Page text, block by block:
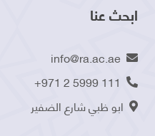
ابحث عنا
info@ra.ac.ae
+971 2 5999 111
ابو ظبي شارع الضفير